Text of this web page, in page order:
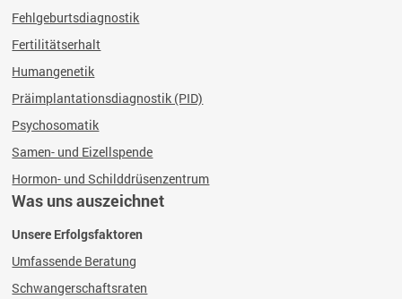
Fehlgeburtsdiagnostik
Fertilitätserhalt
Humangenetik
Präimplantationsdiagnostik (PID)
Psychosomatik
Samen- und Eizellspende
Hormon- und Schilddrüsenzentrum
Was uns auszeichnet
Unsere Erfolgsfaktoren
Umfassende Beratung
Schwangerschaftsraten